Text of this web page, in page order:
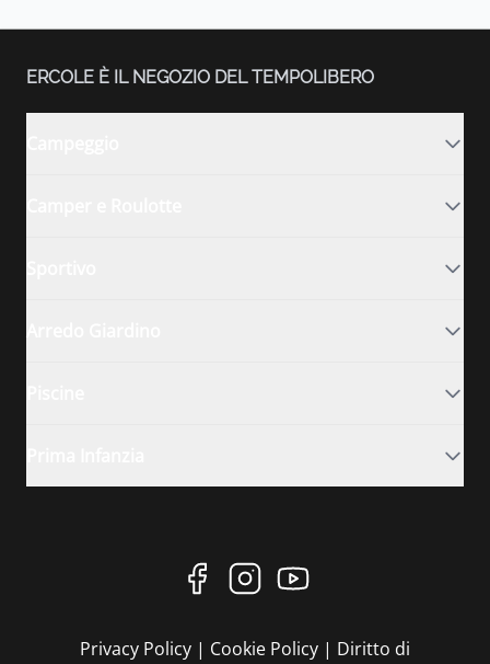
ERCOLE È IL NEGOZIO DEL TEMPOLIBERO
Privacy Policy | Cookie Policy | Diritto di